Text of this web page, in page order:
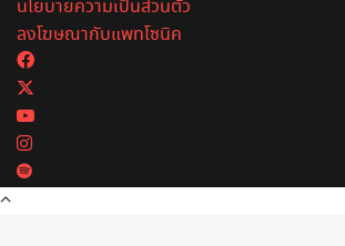
นโยบายความเป็นส่วนตัว
ลงโฆษณากับแพทโซนิค